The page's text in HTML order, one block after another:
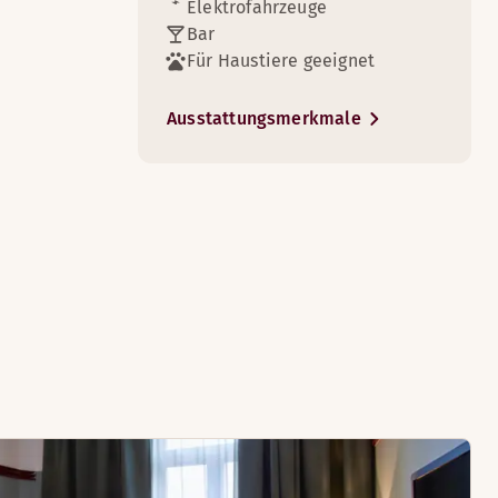
Elektrofahrzeuge
Bar
Für Haustiere geeignet
Ausstattungsmerkmale
Sie sich anschließend einfach einen freien Platz und
müssen, steht ein Schreibtisch zur Verfügung.